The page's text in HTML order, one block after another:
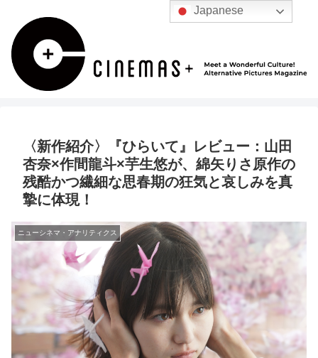
〈新作紹介〉『ひらいて』レビュー：山田
杏奈×作間龍斗×芋生悠が、綿矢りさ原作の
残酷かつ繊細な思春期の狂気と哀しみを真
摯に体現！
ニューシネマ・アナリティクス
Japanese